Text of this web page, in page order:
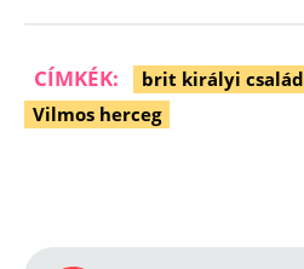
CÍMKÉK: brit királyi család
Vilmos herceg